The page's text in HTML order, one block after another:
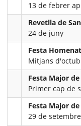
13 de febrer
Revetlla de
24 de juny
Festa
Mitjans
Festa Major
Primer cap de
Festa Major
29 de setembre